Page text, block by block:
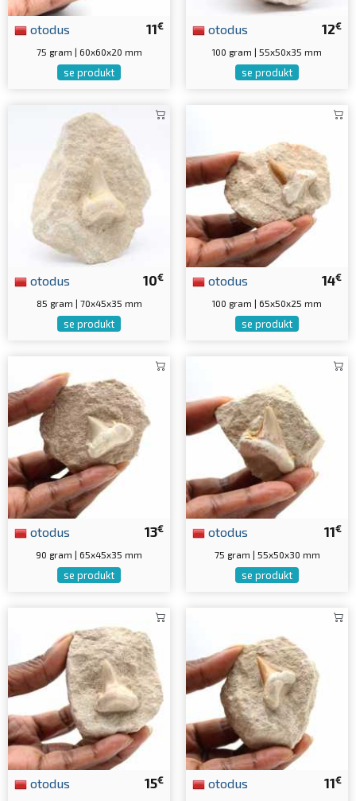
11€
otodus
75 gram | 60x60x20 mm
se produkt
12€
otodus
100 gram | 55x50x35 mm
se produkt
10€
otodus
85 gram | 70x45x35 mm
se produkt
14€
otodus
100 gram | 65x50x25 mm
se produkt
13€
otodus
90 gram | 65x45x35 mm
se produkt
11€
otodus
75 gram | 55x50x30 mm
se produkt
15€
otodus 11€
otodus